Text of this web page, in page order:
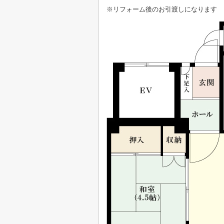
※リフォーム後のお引渡しになります